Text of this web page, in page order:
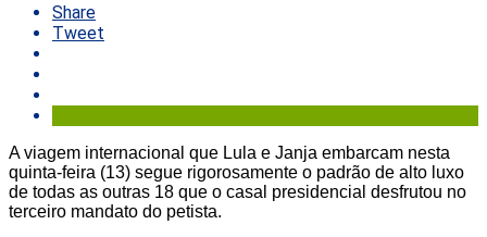
Share
Tweet
A viagem internacional que Lula e Janja embarcam nesta
quinta-feira (13) segue rigorosamente o padrão de alto luxo
de todas as outras 18 que o casal presidencial desfrutou no
terceiro mandato do petista.